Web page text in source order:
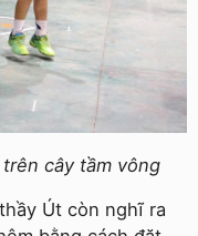
cây tầm vông
Út còn nghĩ ra